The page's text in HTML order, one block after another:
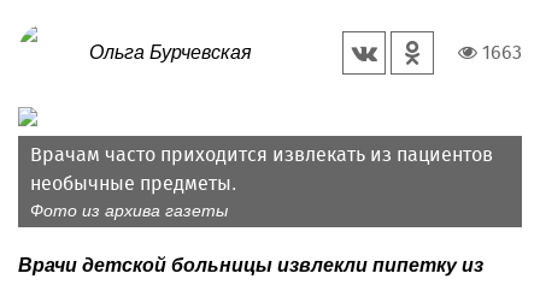
Ольга Бурчевская 1663
Врачам часто приходится извлекать из пациентов
необычные предметы.
Фото из архива газеты
Врачи детской больницы извлекли пипетку из